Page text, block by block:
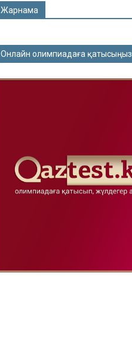
Жарнама
Онлайн олимпиадаға қатысыңыз